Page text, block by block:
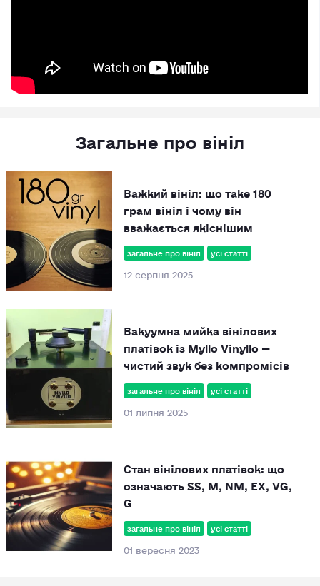
Загальне про вініл
загальне про вініл усі статті
12 серпня 2025
Важкий вініл: що таке 180
грам вініл і чому він
вважається якіснішим
загальне про вініл усі статті
01 липня 2025
Вакуумна мийка вінілових
платівок із Myllo Vinyllo —
чистий звук без компромісів
загальне про вініл усі статті
01 вересня 2023
Стан вінілових платівок: що
означають SS, M, NM, EX, VG,
G